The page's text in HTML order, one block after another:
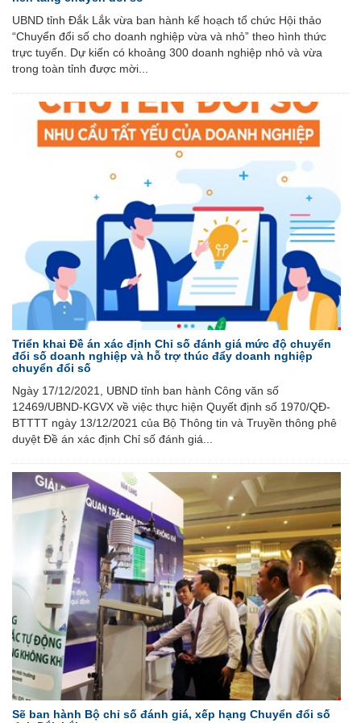
UBND tỉnh Đắk Lắk vừa ban hành kế hoạch tổ chức Hội thảo
“Chuyển đổi số cho doanh nghiệp vừa và nhỏ” theo hình thức
trực tuyến. Dự kiến có khoảng 300 doanh nghiệp nhỏ và vừa
trong toàn tỉnh được mời...
Triển khai Đề án xác định Chỉ số đánh giá mức độ chuyển
đổi số doanh nghiệp và hỗ trợ thúc đẩy doanh nghiệp
chuyển đổi số
Ngày 17/12/2021, UBND tỉnh ban hành Công văn số
12469/UBND-KGVX về việc thực hiện Quyết định số 1970/QĐ-
BTTTT ngày 13/12/2021 của Bộ Thông tin và Truyền thông phê
duyệt Đề án xác định Chỉ số đánh giá...
Sẽ ban hành Bộ chỉ số đánh giá, xếp hạng Chuyển đổi số